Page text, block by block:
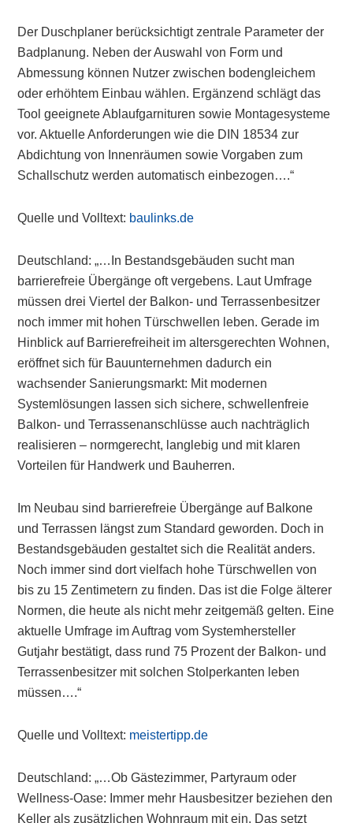
Der Duschplaner berücksichtigt zentrale Parameter der
Badplanung. Neben der Auswahl von Form und
Abmessung können Nutzer zwischen bodengleichem
oder erhöhtem Einbau wählen. Ergänzend schlägt das
Tool geeignete Ablaufgarnituren sowie Montagesysteme
vor. Aktuelle Anforderungen wie die DIN 18534 zur
Abdichtung von Innenräumen sowie Vorgaben zum
Schallschutz werden automatisch einbezogen….“
Quelle und Volltext: baulinks.de
Deutschland: „…In Bestandsgebäuden sucht man
barrierefreie Übergänge oft vergebens. Laut Umfrage
müssen drei Viertel der Balkon- und Terrassenbesitzer
noch immer mit hohen Türschwellen leben. Gerade im
Hinblick auf Barrierefreiheit im altersgerechten Wohnen,
eröffnet sich für Bauunternehmen dadurch ein
wachsender Sanierungsmarkt: Mit modernen
Systemlösungen lassen sich sichere, schwellenfreie
Balkon- und Terrassenanschlüsse auch nachträglich
realisieren – normgerecht, langlebig und mit klaren
Vorteilen für Handwerk und Bauherren.
Im Neubau sind barrierefreie Übergänge auf Balkone
und Terrassen längst zum Standard geworden. Doch in
Bestandsgebäuden gestaltet sich die Realität anders.
Noch immer sind dort vielfach hohe Türschwellen von
bis zu 15 Zentimetern zu finden. Das ist die Folge älterer
Normen, die heute als nicht mehr zeitgemäß gelten. Eine
aktuelle Umfrage im Auftrag vom Systemhersteller
Gutjahr bestätigt, dass rund 75 Prozent der Balkon- und
Terrassenbesitzer mit solchen Stolperkanten leben
müssen….“
Quelle und Volltext: meistertipp.de
Deutschland: „…Ob Gästezimmer, Partyraum oder
Wellness-Oase: Immer mehr Hausbesitzer beziehen den
Keller als zusätzlichen Wohnraum mit ein. Das setzt